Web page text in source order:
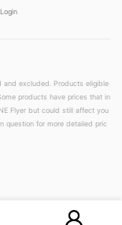
Login
and excluded. Products eligible
products have prices that in
Flyer but could still affect you
question for more detailed pric